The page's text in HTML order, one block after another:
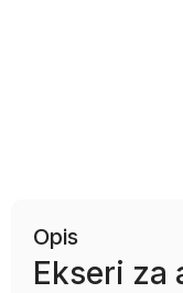
Opis
Ekseri za